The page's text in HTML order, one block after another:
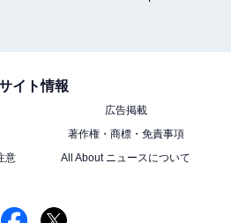
イト情報
広告掲載
著作権・商標・免責事項
意
All About ニュースについて